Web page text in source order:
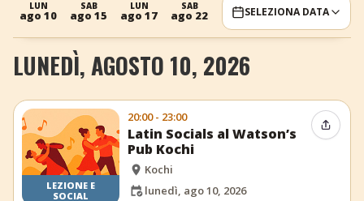
+ Aggiungi evento
LUN
ago 10
SAB
ago 15
LUN
ago 17
SAB
ago 22
LUN
ago 24SELEZIONA DATA
LUNEDÌ, AGOSTO 10, 2026
LEZIONE E
SOCIAL
20:00 - 23:00
Latin Socials al Watson’s
Pub Kochi
Kochi
lunedì, ago 10, 2026